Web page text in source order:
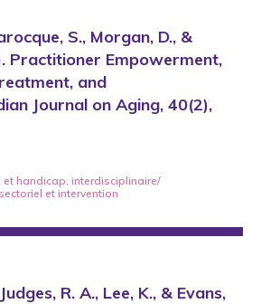
S., Morgan, D., &
Practitioner Empowerment,
and
Journal on Aging, 40(2),
et handicap, interdisciplinaire/
et intervention
R. A., Lee, K., & Evans,